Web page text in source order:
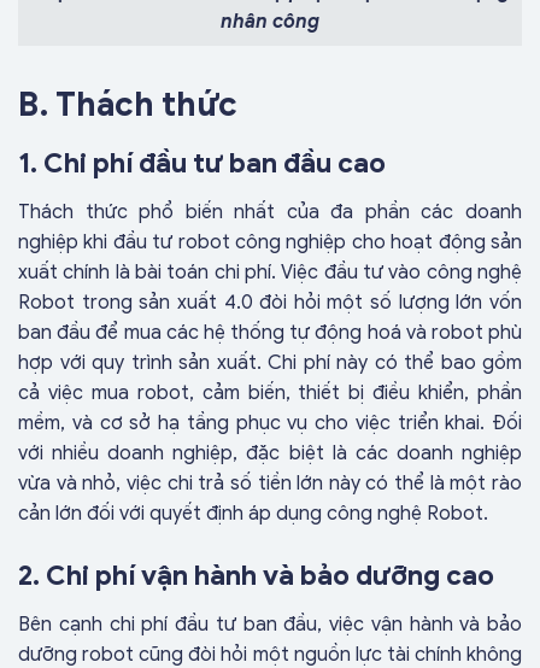
nhân công
B. Thách thức
1. Chi phí đầu tư ban đầu cao
Thách thức phổ biến nhất của đa phần các doanh
nghiệp khi đầu tư robot công nghiệp cho hoạt động sản
xuất chính là bài toán chi phí. Việc đầu tư vào công nghệ
Robot trong sản xuất 4.0 đòi hỏi một số lượng lớn vốn
ban đầu để mua các hệ thống tự động hoá và robot phù
hợp với quy trình sản xuất. Chi phí này có thể bao gồm
cả việc mua robot, cảm biến, thiết bị điều khiển, phần
mềm, và cơ sở hạ tầng phục vụ cho việc triển khai. Đối
với nhiều doanh nghiệp, đặc biệt là các doanh nghiệp
vừa và nhỏ, việc chi trả số tiền lớn này có thể là một rào
cản lớn đối với quyết định áp dụng công nghệ Robot.
2. Chi phí vận hành và bảo dưỡng cao
Bên cạnh chi phí đầu tư ban đầu, việc vận hành và bảo
dưỡng robot cũng đòi hỏi một nguồn lực tài chính không